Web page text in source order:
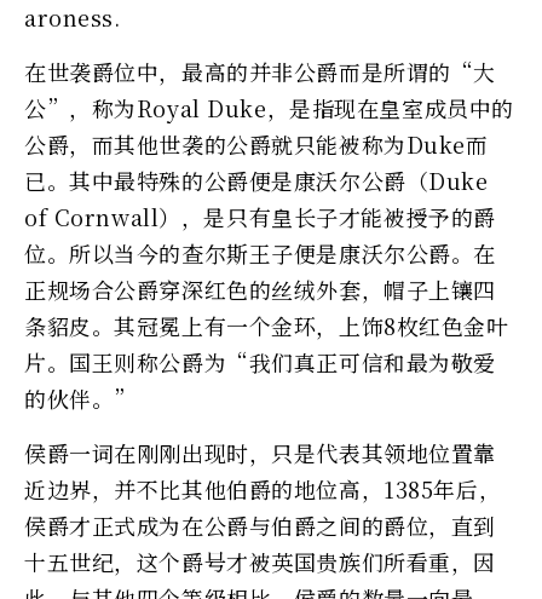
aroness.
在世袭爵位中，最高的并非公爵而是所谓的“大
公”，称为Royal Duke，是指现在皇室成员中的
公爵，而其他世袭的公爵就只能被称为Duke而
已。其中最特殊的公爵便是康沃尔公爵（Duke
of Cornwall），是只有皇长子才能被授予的爵
位。所以当今的查尔斯王子便是康沃尔公爵。在
正规场合公爵穿深红色的丝绒外套，帽子上镶四
条貂皮。其冠冕上有一个金环，上饰8枚红色金叶
片。国王则称公爵为“我们真正可信和最为敬爱
的伙伴。”
侯爵一词在刚刚出现时，只是代表其领地位置靠
近边界，并不比其他伯爵的地位高，1385年后，
侯爵才正式成为在公爵与伯爵之间的爵位，直到
十五世纪，这个爵号才被英国贵族们所看重，因